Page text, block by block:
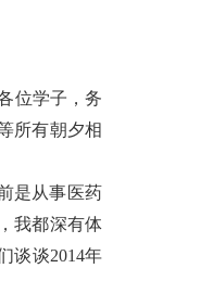
位学子，务
所有朝夕相
是从事医药
我都深有体
谈谈2014年